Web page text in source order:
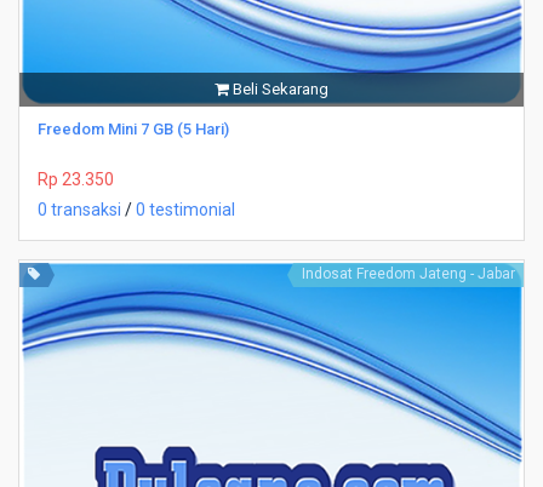
Beli Sekarang
Freedom Mini 7 GB (5 Hari)
Rp 23.350
0 transaksi /0 testimonial
Indosat Freedom Jateng - Jabar